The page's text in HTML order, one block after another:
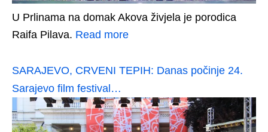
U Prlinama na domak Akova živjela je porodica
Raifa Pilava. Read more
SARAJEVO, CRVENI TEPIH: Danas počinje 24.
Sarajevo film festival…